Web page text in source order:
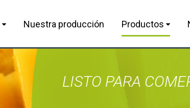
Nuestra producción Productos
LISTO PARA